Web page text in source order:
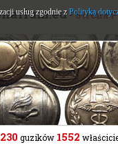
- Strona
guzików 1552
usług zgodnie z Polityką